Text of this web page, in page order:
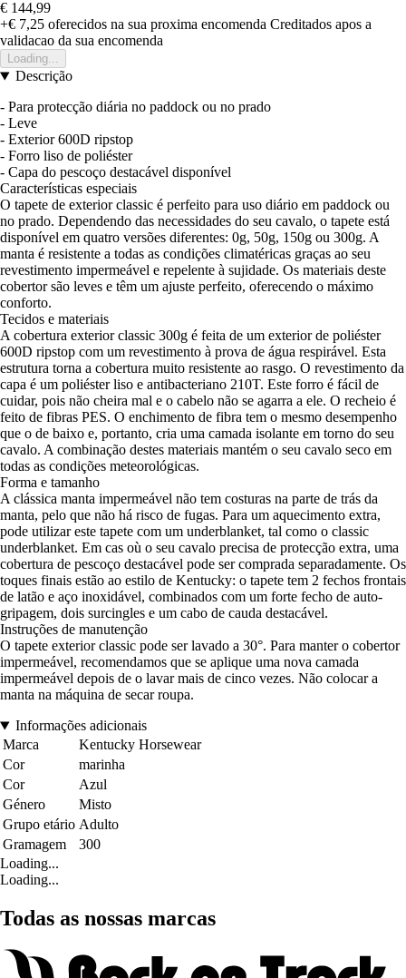
€ 144,99
+€ 7,25 oferecidos na sua proxima encomenda Creditados apos a
validacao da sua encomenda
Loading...
Descrição
- Para protecção diária no paddock ou no prado
- Leve
- Exterior 600D ripstop
- Forro liso de poliéster
- Capa do pescoço destacável disponível
Características especiais
O tapete de exterior classic é perfeito para uso diário em paddock ou
no prado. Dependendo das necessidades do seu cavalo, o tapete está
disponível em quatro versões diferentes: 0g, 50g, 150g ou 300g. A
manta é resistente a todas as condições climatéricas graças ao seu
revestimento impermeável e repelente à sujidade. Os materiais deste
cobertor são leves e têm um ajuste perfeito, oferecendo o máximo
conforto.
Tecidos e materiais
A cobertura exterior classic 300g é feita de um exterior de poliéster
600D ripstop com um revestimento à prova de água respirável. Esta
estrutura torna a cobertura muito resistente ao rasgo. O revestimento da
capa é um poliéster liso e antibacteriano 210T. Este forro é fácil de
cuidar, pois não cheira mal e o cabelo não se agarra a ele. O recheio é
feito de fibras PES. O enchimento de fibra tem o mesmo desempenho
que o de baixo e, portanto, cria uma camada isolante em torno do seu
cavalo. A combinação destes materiais mantém o seu cavalo seco em
todas as condições meteorológicas.
Forma e tamanho
A clássica manta impermeável não tem costuras na parte de trás da
manta, pelo que não há risco de fugas. Para um aquecimento extra,
pode utilizar este tapete com um underblanket, tal como o classic
underblanket. Em cas où o seu cavalo precisa de protecção extra, uma
cobertura de pescoço destacável pode ser comprada separadamente. Os
toques finais estão ao estilo de Kentucky: o tapete tem 2 fechos frontais
de latão e aço inoxidável, combinados com um forte fecho de auto-
gripagem, dois surcingles e um cabo de cauda destacável.
Instruções de manutenção
O tapete exterior classic pode ser lavado a 30°. Para manter o cobertor
impermeável, recomendamos que se aplique uma nova camada
impermeável depois de o lavar mais de cinco vezes. Não colocar a
manta na máquina de secar roupa.
Informações adicionais
Marca
Kentucky Horsewear
Cor
marinha
Cor
Azul
Género
Misto
Grupo etário Adulto
Gramagem
300
Loading...
Loading...
Todas as nossas marcas